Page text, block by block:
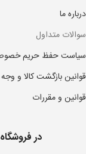
درباره ما
سوالات متداول
سیاست حفظ حریم
قوانین بازگشت کالا و وجه
قوانین و مقررات
در